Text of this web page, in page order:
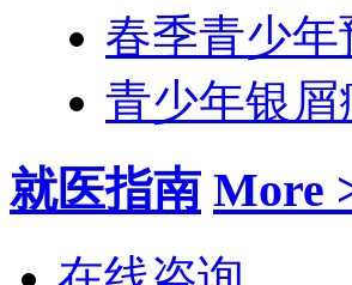
春季青少
青少年银
就医指南 More